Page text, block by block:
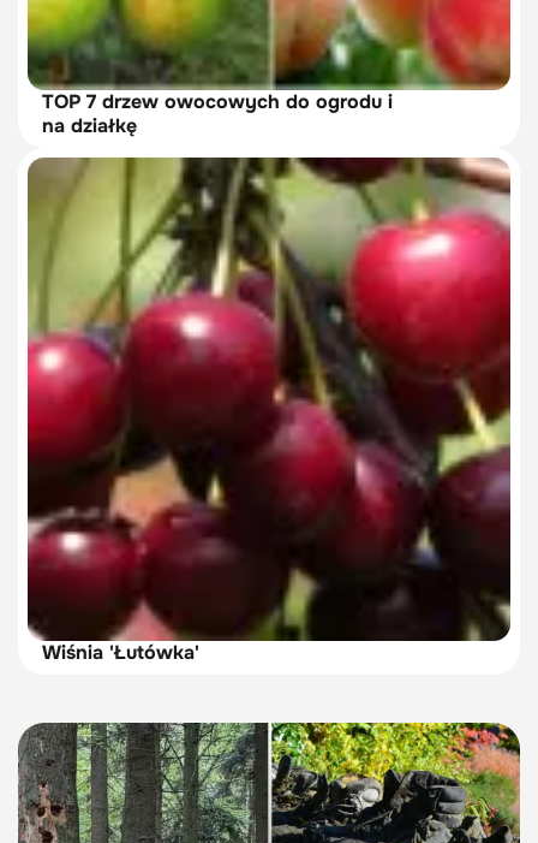
TOP 7 drzew owocowych do ogrodu i
na działkę
Wiśnia 'Łutówka'